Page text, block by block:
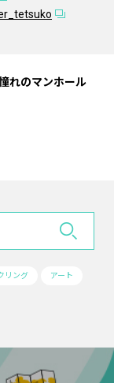
れのマンホール
リング アート